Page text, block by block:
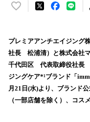
い
！
数
を
読
込
み
プレミアアンチエイジング
社長 松浦清）と株式会社
千代田区 代表取締役社長
ジングケア*¹ブランド「
月21日(水)より、ブランド
（一部店舗を除く）、コス